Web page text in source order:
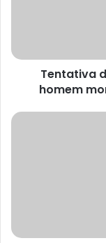
a
facadas
da
Tentativa
homem
Rebeca
Pan-